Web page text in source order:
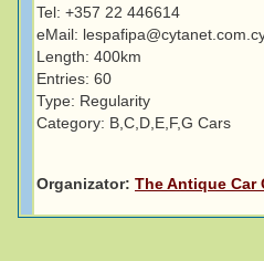
Tel: +357 22 446614
eMail:
Length: 400km
Entries: 60
Type: Regularity
Category: B,C,D,E,F,G Cars
Organizator: The Antique Car